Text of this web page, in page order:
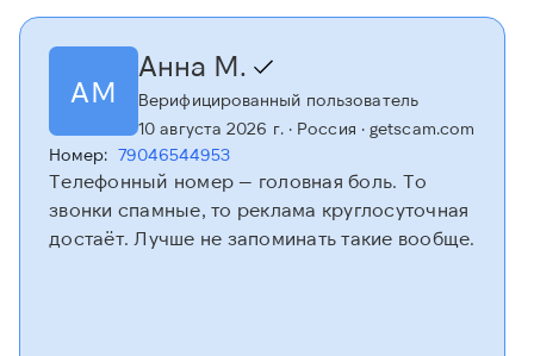
АМ
Анна М.
Верифицированный пользователь
10 августа 2026 г.· Россия · getscam.com
Номер: 79046544953
Телефонный номер — головная боль. То
звонки спамные, то реклама круглосуточная
достаёт. Лучше не запоминать такие вообще.